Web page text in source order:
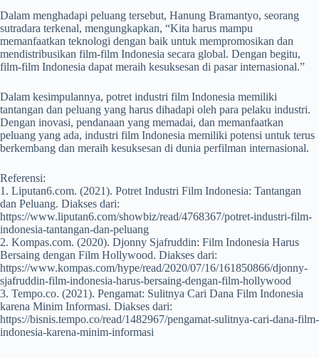
Dalam menghadapi peluang tersebut, Hanung Bramantyo, seorang
sutradara terkenal, mengungkapkan, “Kita harus mampu
memanfaatkan teknologi dengan baik untuk mempromosikan dan
mendistribusikan film-film Indonesia secara global. Dengan begitu,
film-film Indonesia dapat meraih kesuksesan di pasar internasional.”
Dalam kesimpulannya, potret industri film Indonesia memiliki
tantangan dan peluang yang harus dihadapi oleh para pelaku industri.
Dengan inovasi, pendanaan yang memadai, dan memanfaatkan
peluang yang ada, industri film Indonesia memiliki potensi untuk terus
berkembang dan meraih kesuksesan di dunia perfilman internasional.
Referensi:
1. Liputan6.com. (2021). Potret Industri Film Indonesia: Tantangan
dan Peluang. Diakses dari:
https://www.liputan6.com/showbiz/read/4768367/potret-industri-film-
indonesia-tantangan-dan-peluang
2. Kompas.com. (2020). Djonny Sjafruddin: Film Indonesia Harus
Bersaing dengan Film Hollywood. Diakses dari:
https://www.kompas.com/hype/read/2020/07/16/161850866/djonny-
sjafruddin-film-indonesia-harus-bersaing-dengan-film-hollywood
3. Tempo.co. (2021). Pengamat: Sulitnya Cari Dana Film Indonesia
karena Minim Informasi. Diakses dari:
https://bisnis.tempo.co/read/1482967/pengamat-sulitnya-cari-dana-film-
indonesia-karena-minim-informasi